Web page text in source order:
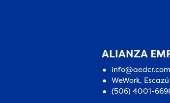
ALIANZA
info@aedcr.com
WeWork,
(506) 4001-